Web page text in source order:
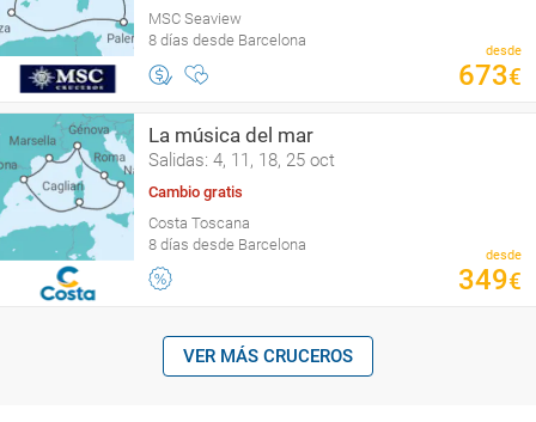
MSC Seaview
8 días desde Barcelona
desde
673€
La música del mar
Salidas: 4, 11, 18, 25 oct
Cambio gratis
Costa Toscana
8 días desde Barcelona
desde
349€
VER MÁS CRUCEROS